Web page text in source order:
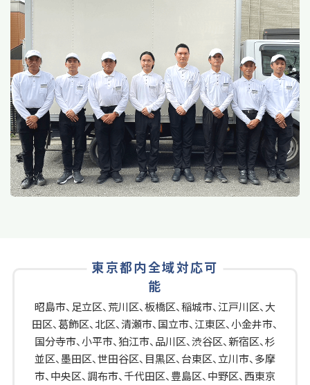
東京都内全域対応可
能
昭島市、 足立区、荒川区、板橋区、稲城市、江戸川区、大
田区、葛飾区、北区、清瀬市、国立市、江東区、小金井市、
国分寺市、小平市、狛江市、品川区、渋谷区、新宿区、杉
並区、墨田区、世田谷区、 目黒区、台東区、立川市、多摩
市、中央区、調布市、千代田区、豊島区、中野区、西東京